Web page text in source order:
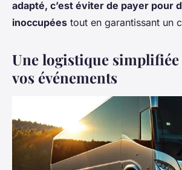
adapté, c’est éviter de payer pour
inoccupées tout en garantissant un
Une logistique
vos événements